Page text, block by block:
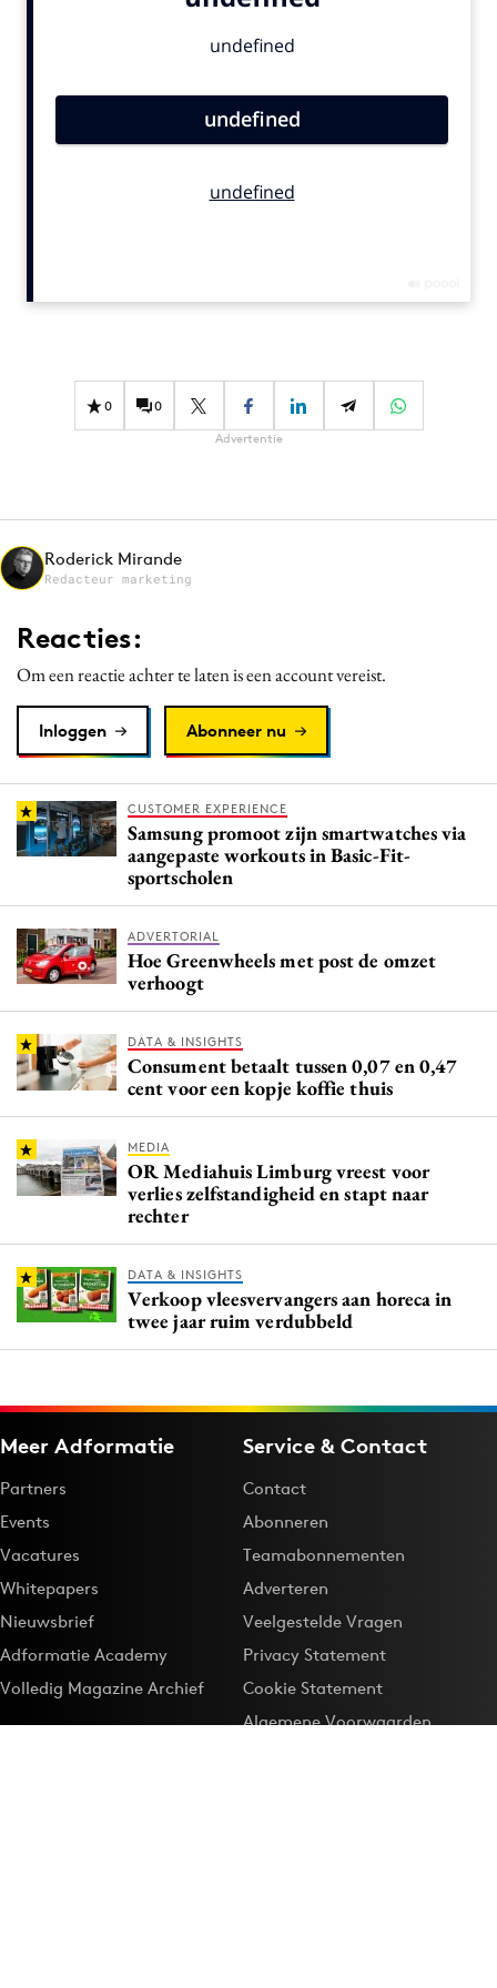
Gedragsverandering
Influencer marketing
Media
Merkstrategie
PR
Purpose Marketing
Reputatie & crisis
0 0
Advertentie
Roderick Mirande
Redacteur marketing
Reacties:
Om een reactie achter te laten is een account vereist.
Inloggen Abonneer nu
CUSTOMER EXPERIENCE
Samsung promoot zijn smartwatches via
aangepaste workouts in Basic-Fit-
sportscholen
ADVERTORIAL
Hoe Greenwheels met post de omzet
verhoogt
DATA & INSIGHTS
Consument betaalt tussen 0,07 en 0,47
cent voor een kopje koffie thuis
MEDIA
OR Mediahuis Limburg vreest voor
verlies zelfstandigheid en stapt naar
rechter
DATA & INSIGHTS
Verkoop vleesvervangers aan horeca in
twee jaar ruim verdubbeld
Meer Adformatie
Partners
Events
Vacatures
Whitepapers
Nieuwsbrief
Adformatie Academy
Volledig Magazine Archief
Service & Contact
Contact
Abonneren
Teamabonnementen
Adverteren
Veelgestelde Vragen
Privacy Statement
Cookie Statement
Algemene Voorwaarden